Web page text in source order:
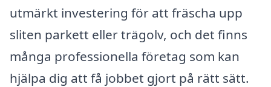
utmärkt investering för att fräscha upp
sliten parkett eller trägolv, och det finns
många professionella företag som kan
hjälpa dig att få jobbet gjort på rätt sätt.